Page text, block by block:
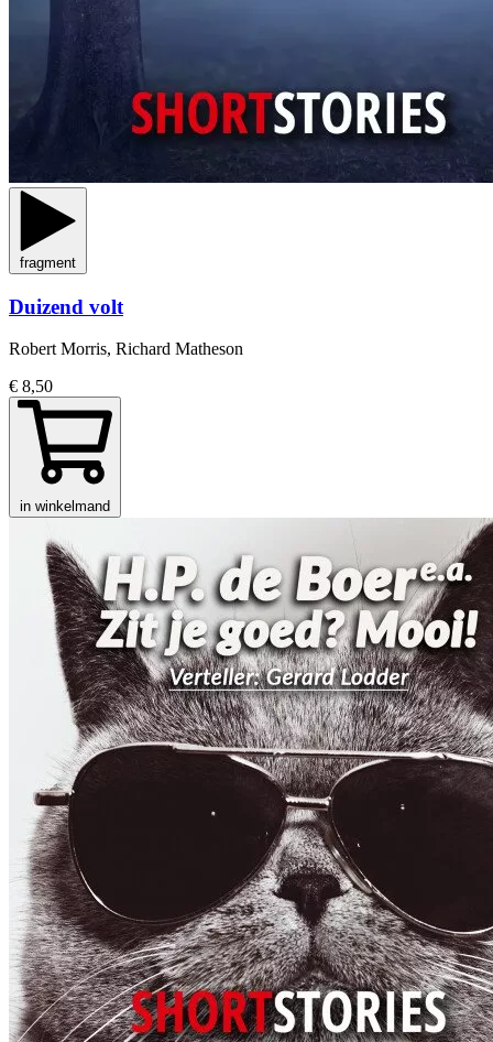
fragment
Duizend volt
Robert Morris, Richard Matheson
€ 8,50
in winkelmand